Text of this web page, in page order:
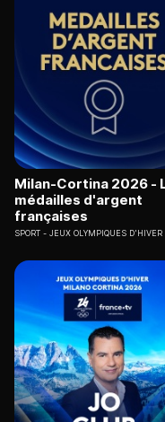
Milan-Cortina 2026 -
médailles d'argent
françaises
SPORT JEUX OLYMPIQUES D'HIVER